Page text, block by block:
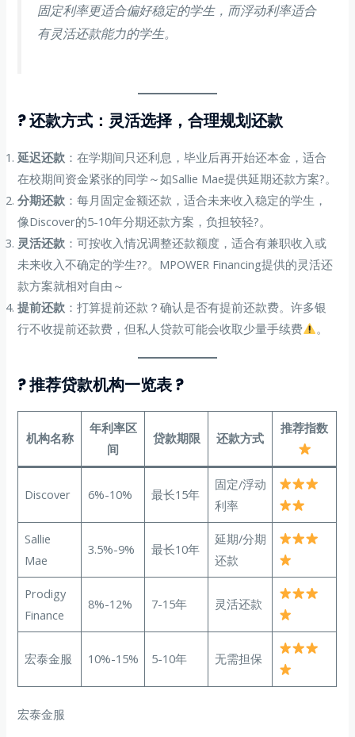
固定利率更适合偏好稳定的学生，而浮动利率适合
有灵活还款能力的学生。
? 还款方式：灵活选择，合理规划还款
延迟还款 ：在学期间只还利息，毕业后再开始还本金，适合
在校期间资金紧张的同学～如Sallie Mae提供延期还款方案?。
分期还款 ：每月固定金额还款，适合未来收入稳定的学生，
像Discover的5-10年分期还款方案，负担较轻?。
灵活还款 ：可按收入情况调整还款额度，适合有兼职收入或
未来收入不确定的学生?‍?。MPOWER Financing提供的灵活还
款方案就相对自由～
提前还款 ：打算提前还款？确认是否有提前还款费。许多银
行不收提前还款费，但私人贷款可能会收取少量手续费
。
? 推荐贷款机构一览表 ?
机构名称
年利率区
间
贷款期限 还款方式
推荐指数
Discover 6%-10% 最长15年
固定/浮动
利率
Sallie
Mae
3.5%-9% 最长10年
延期/分期
还款
Prodigy
Finance
8%-12% 7-15年 灵活还款
宏泰金服 10%-15% 5-10年 无需担保
宏泰金服